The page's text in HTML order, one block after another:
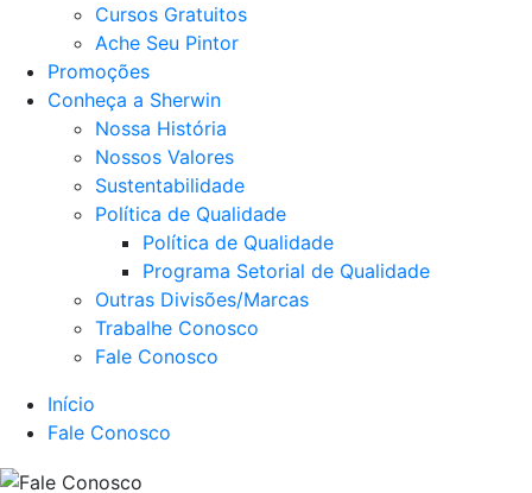
Cursos Gratuitos
Ache Seu Pintor
Promoções
Conheça a Sherwin
Nossa História
Nossos Valores
Sustentabilidade
Política de Qualidade
Política de Qualidade
Programa Setorial de Qualidade
Outras Divisões/Marcas
Trabalhe Conosco
Fale Conosco
Início
Fale Conosco